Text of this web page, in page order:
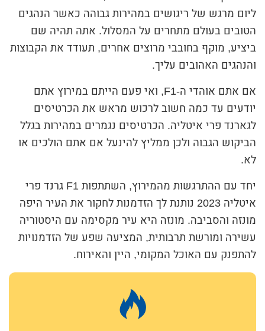
ליום מרגש של ריגושים במהירות גבוהה כאשר הנהגים
הטובים בעולם מתחרים על המסלול. אתה תהיה שם
ביציע, מוקף בחובבי מרוצים אחרים, תעודד את הקבוצות
והנהגים האהובים עליך.
אם אתם אוהדי ה-F1, ואי פעם הייתם במירוץ אתם
יודעים עד כמה חשוב לרכוש מראש את הכרטיסים
לגארנד פרי איטליה. הכרטיסים נגמרים במהירות בגלל
הביקוש הגבוה ולכן ממליץ להינעל אם אתם הולכים או
לא.
יחד עם ההתרגשות מהמירוץ, השתתפות F1 גרנד פרי
איטליה 2023 נותנת לך הזדמנות לחקור את העיר היפה
מונזה והסביבה. מונזה היא עיר מקסימה עם היסטוריה
עשירה ומורשת תרבותית, המציעה שפע של הזדמנויות
להתפנק עם האוכל המקומי, היין והאירוח.